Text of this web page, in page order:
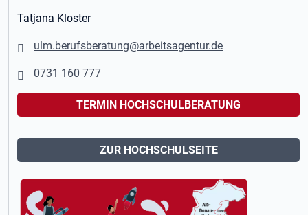
Tatjana Kloster
ulm.berufsberatung@arbeitsagentur.de
0731 160 777
TERMIN HOCHSCHULBERATUNG
ZUR HOCHSCHULSEITE